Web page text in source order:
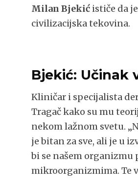
Milan Bjekić ističe da
civilizacijska tekovina.
Bjekić: Učinak
Kliničar i specijalista
Tragač kako su mu
nekom lažnom svetu.
je bitan za sve, ali je u
bi se našem
mikroorganizmima. Te